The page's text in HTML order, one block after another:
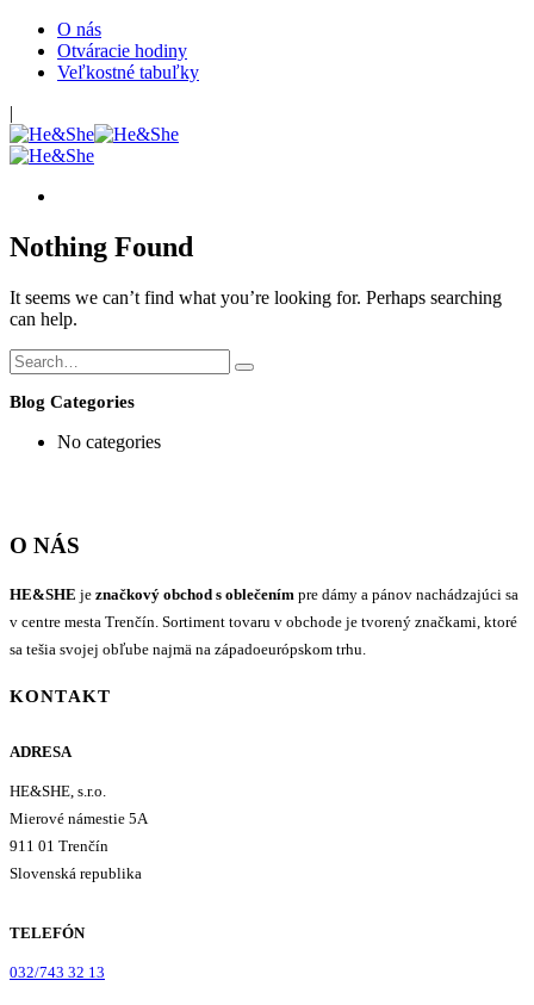
O nás
Otváracie hodiny
Veľkostné tabuľky
|
Nothing Found
It seems we can’t find what you’re looking for. Perhaps searching
can help.
Blog Categories
No categories
O NÁS
HE&SHE je značkový obchod s oblečením pre dámy a pánov nachádzajúci sa
v centre mesta Trenčín. Sortiment tovaru v obchode je tvorený značkami, ktoré
sa tešia svojej obľube najmä na západoeurópskom trhu.
KONTAKT
ADRESA
HE&SHE, s.r.o.
Mierové námestie 5A
911 01 Trenčín
Slovenská republika
TELEFÓN
032/743 32 13